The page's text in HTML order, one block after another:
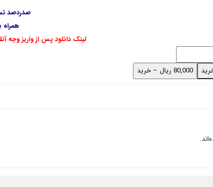
صدردصد
همراه
لینک دانلود پس از واریز وجه